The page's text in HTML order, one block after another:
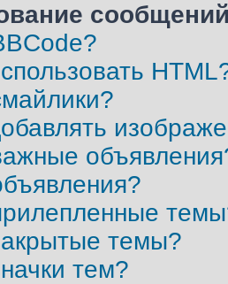
темы?
тем?